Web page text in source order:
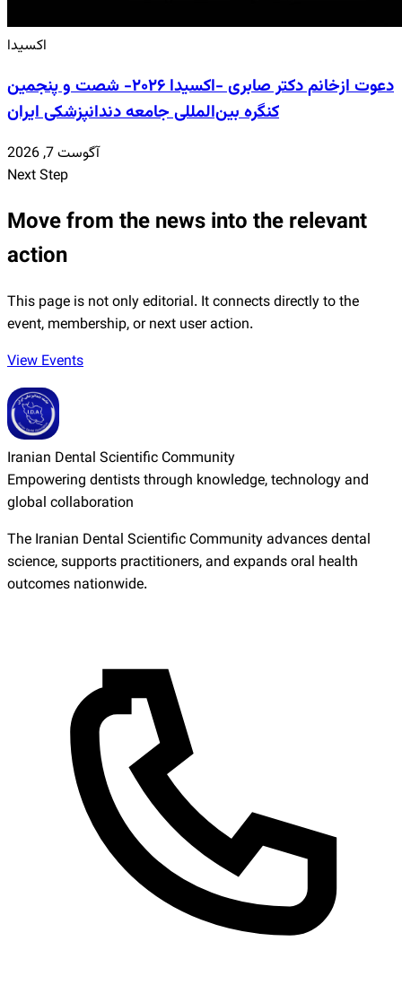
اکسیدا
دعوت ازخانم دکتر صابری -اکسیدا ۲۰۲۶- شصت و پنجمین
کنگره بین‌المللی جامعه دندانپزشکی ایران
آگوست 7, 2026
Next Step
Move from the news into the relevant
action
This page is not only editorial. It connects directly to the
event, membership, or next user action.
View Events
Iranian Dental Scientific Community
Empowering dentists through knowledge, technology and
global collaboration
The Iranian Dental Scientific Community advances dental
science, supports practitioners, and expands oral health
outcomes nationwide.